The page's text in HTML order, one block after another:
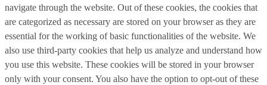
navigate through the website. Out of these cookies, the cookies that
are categorized as necessary are stored on your browser as they are
essential for the working of basic functionalities of the website. We
also use third-party cookies that help us analyze and understand how
you use this website. These cookies will be stored in your browser
only with your consent. You also have the option to opt-out of these